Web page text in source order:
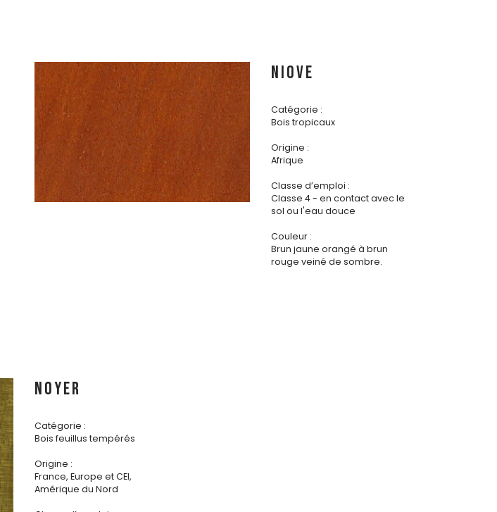
NIOVE
Catégorie :
Bois tropicaux
Origine :
Afrique
Classe d’emploi :
Classe 4 - en contact avec le
sol ou l'eau douce
Couleur :
Brun jaune orangé à brun
rouge veiné de sombre.
NOYER
Catégorie :
Bois feuillus tempérés
Origine :
France, Europe et CEI,
Amérique du Nord